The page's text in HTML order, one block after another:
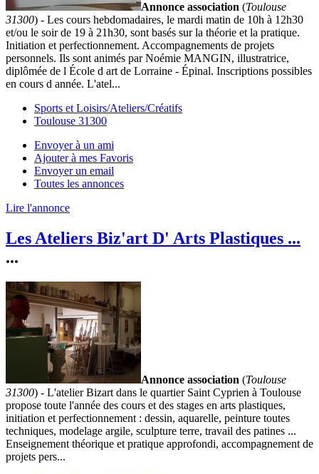
Annonce association (Toulouse
31300) - Les cours hebdomadaires, le mardi matin de 10h à 12h30
et/ou le soir de 19 à 21h30, sont basés sur la théorie et la pratique.
Initiation et perfectionnement. Accompagnements de projets
personnels. Ils sont animés par Noémie MANGIN, illustratrice,
diplômée de l École d art de Lorraine - Épinal. Inscriptions possibles
en cours d année. L'atel...
Sports et Loisirs/Ateliers/Créatifs
Toulouse 31300
Envoyer à un ami
Ajouter à mes Favoris
Envoyer un email
Toutes les annonces
Lire l'annonce
Les Ateliers Biz'art D' Arts Plastiques ...
...
Annonce association (Toulouse
31300) - L'atelier Bizart dans le quartier Saint Cyprien à Toulouse
propose toute l'année des cours et des stages en arts plastiques,
initiation et perfectionnement : dessin, aquarelle, peinture toutes
techniques, modelage argile, sculpture terre, travail des patines ...
Enseignement théorique et pratique approfondi, accompagnement de
projets pers...